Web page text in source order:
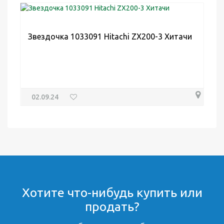
Звездочка 1033091 Hitachi ZX200-3 Хитачи
02.09.24
Хотите что-нибудь купить или
продать?